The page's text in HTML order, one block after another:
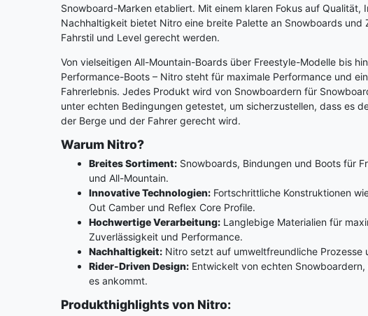
Snowboard-Marken etabliert. Mit einem klaren Fokus auf Qualität,
Nachhaltigkeit bietet Nitro eine breite Palette an Snowboards und
Fahrstil und Level gerecht werden.
Von vielseitigen All-Mountain-Boards über Freestyle-Modelle bis
Performance-Boots – Nitro steht für maximale Performance und
Fahrerlebnis. Jedes Produkt wird von Snowboardern für
unter echten Bedingungen getestet, um sicherzustellen, dass es
der Berge und der Fahrer gerecht wird.
Warum Nitro?
Breites Sortiment: Snowboards, Bindungen und Boots für
und All-Mountain.
Innovative Technologien: Fortschrittliche Konstruktionen
Out Camber und Reflex Core Profile.
Hochwertige Verarbeitung: Langlebige Materialien für
Zuverlässigkeit und Performance.
Nachhaltigkeit: Nitro setzt auf umweltfreundliche Prozesse
Rider-Driven Design: Entwickelt von echten
es ankommt.
Produkthighlights von Nitro: